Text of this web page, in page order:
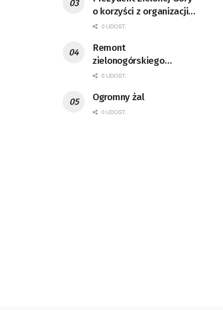
o korzyści z organizacji
mety Tour de Pologne
0 UDOST.
Remont
zielonogórskiego
deptaka zgodnie z
0 UDOST.
Ogromny żal
0 UDOST.